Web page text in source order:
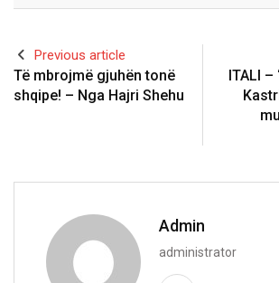
Previous article
Të mbrojmë gjuhën tonë
shqipe! – Nga Hajri Shehu
ITALI –
Admin
administrator